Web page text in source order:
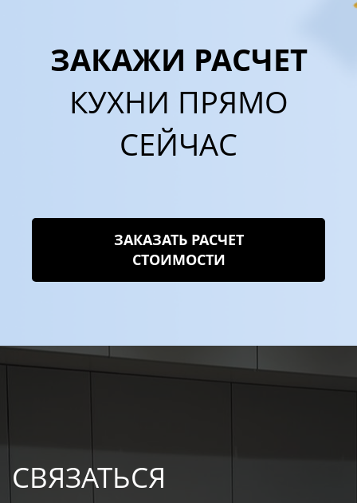
ЗАКАЖИ РАСЧЕТ
КУХНИ ПРЯМО
СЕЙЧАС
ЗАКАЗАТЬ РАСЧЕТ
СТОИМОСТИ
СВЯЗАТЬСЯ